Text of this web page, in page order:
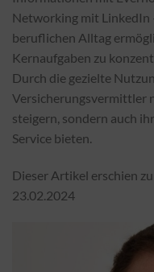
Networking mit LinkedIn
beruflichen Alltag
Kernaufgaben zu
Durch die gezielte
Versicherungsvermittler
steigern, sondern auch
Service bieten.
Dieser Artikel erschien
23.02.2024